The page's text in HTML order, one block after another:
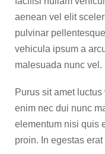
aenean vel elit
pulvinar
vehicula ipsum a
malesuada nunc vel.
Purus sit amet
enim nec dui nunc
elementum nisi quis
proin. In egestas